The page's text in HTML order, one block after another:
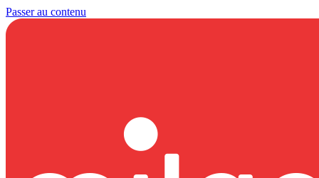
Passer au contenu